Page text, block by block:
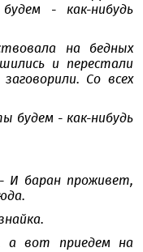
- как-нибудь
на бедных
и перестали
Со всех
будем - как-нибудь
И баран проживет,
а вот приедем на